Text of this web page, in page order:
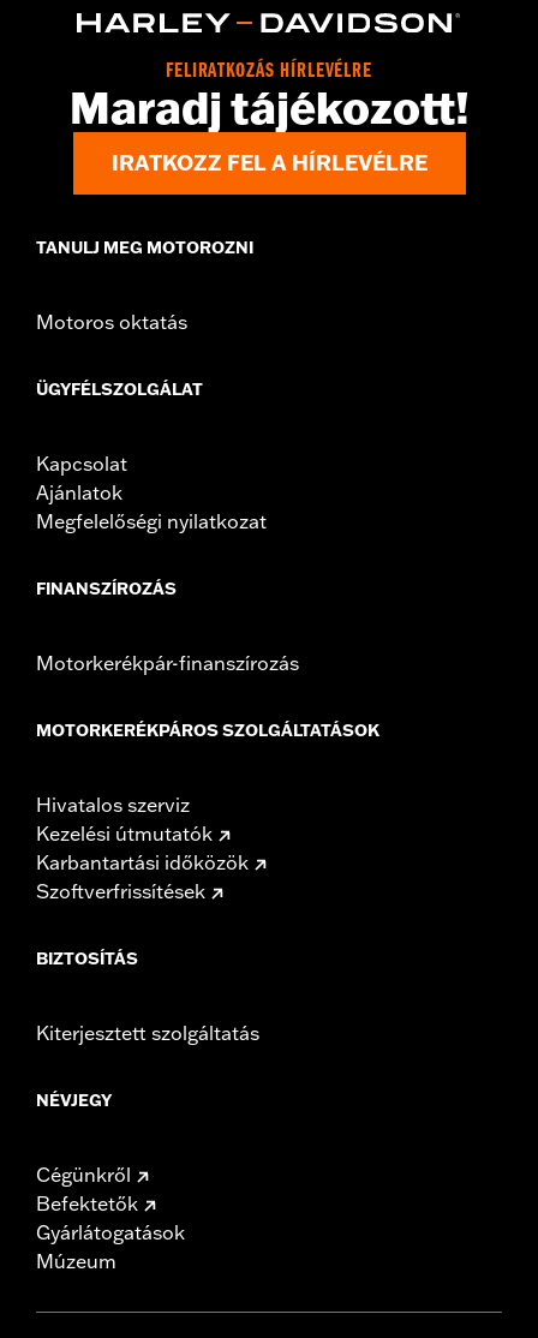
Imported
FELIRATKOZÁS HÍRLEVÉLRE
Maradj tájékozott!
IRATKOZZ FEL A HÍRLEVÉLRE
TANULJ MEG MOTOROZNI
Motoros oktatás
ÜGYFÉLSZOLGÁLAT
Kapcsolat
Ajánlatok
Megfelelőségi nyilatkozat
FINANSZÍROZÁS
Motorkerékpár-finanszírozás
MOTORKERÉKPÁROS SZOLGÁLTATÁSOK
Hivatalos szerviz
Kezelési útmutatók
Karbantartási időközök
Szoftverfrissítések
BIZTOSÍTÁS
Kiterjesztett szolgáltatás
NÉVJEGY
Cégünkről
Befektetők
Gyárlátogatások
Múzeum